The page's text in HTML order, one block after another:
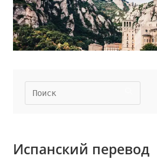
Испанский перевод